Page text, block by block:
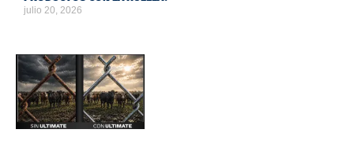
julio 20, 2026